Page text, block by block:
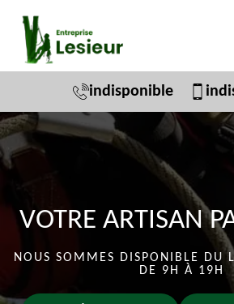
indisponible
VOTRE ARTISAN
NOUS SOMMES DISPONIBLE DU
DE 9H À 19H